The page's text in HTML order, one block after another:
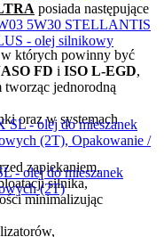
posiada następujące
których powinny być
FD i ISO L-EGD,
tworząc jednorodną
oraz w systemach
zapiekaniem,
silnika,
minimalizując
5W30 STELLANTIS
- olej silnikowy
- olej do mieszanek
(2T)